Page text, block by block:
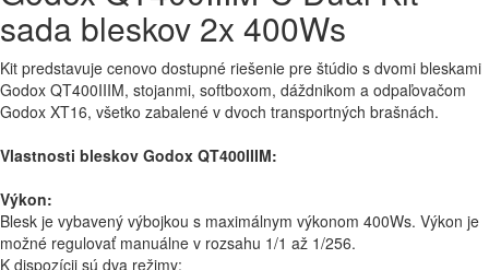
sada bleskov 2x 400Ws
Kit predstavuje cenovo dostupné riešenie pre štúdio s dvomi bleskami
Godox QT400IIIM, stojanmi, softboxom, dáždnikom a odpaľovačom
Godox XT16, všetko zabalené v dvoch transportných brašnách.
Vlastnosti bleskov Godox QT400IIIM:
Výkon:
Blesk je vybavený výbojkou s maximálnym výkonom 400Ws. Výkon je
možné regulovať manuálne v rozsahu 1/1 až 1/256.
K dispozícii sú dva režimy: